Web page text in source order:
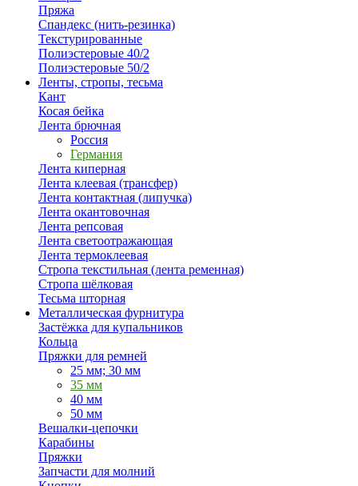
Пряжа
Спандекс (нить-резинка)
Текстурированные
Полиэстеровые 40/2
Полиэстеровые 50/2
Ленты, стропы, тесьма
Кант
Косая бейка
Лента брючная
Россия
Германия
Лента киперная
Лента клеевая (трансфер)
Лента контактная (липучка)
Лента окантовочная
Лента репсовая
Лента светоотражающая
Лента термоклеевая
Стропа текстильная (лента ременная)
Стропа шёлковая
Тесьма шторная
Металлическая фурнитура
Застёжка для купальников
Кольца
Пряжки для ремней
25 мм; 30 мм
35 мм
40 мм
50 мм
Вешалки-цепочки
Карабины
Пряжки
Запчасти для молний